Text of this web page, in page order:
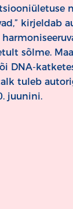
kirjeldab
sõlme.
DNA-
tuleb
juunini.